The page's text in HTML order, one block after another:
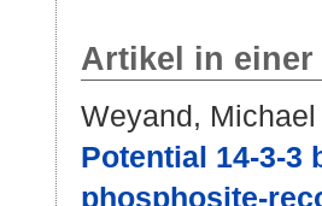
Artikel in
Weyand, Michael
Potential 14-3-3
phosphosite-